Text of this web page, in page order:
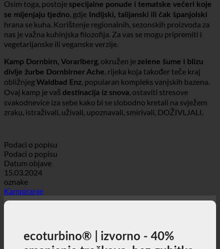
urestoran Frischluftpronaći ćete jelovnik s odabranim jelima.
Osim toga, postojespecijalne ponude i tematske večeri koje
se mijenjaju tjedno, gdjeIndijski, talijanski ili čak španjolski
hrana se kuha. Korištenje regionalnih, sezonskih proizvoda za
vegetarijanske ili veganske verzije.
Kamp Dornbirn, Vorarlberg, okružen jezelene šume i blizu
divlje žurbe Dornbirner Ache, rijeka koja također teče kraj
obližnjegWaldbad Enz, popularan kompleks vanjskih bazena.
Ovaj kamp je vašdestinacija iz snova, ostaviti stresove
Podaci o popisu
Podaci o popisu
Datum objave
15.03.2024
oznake